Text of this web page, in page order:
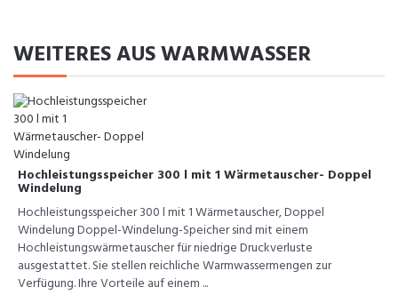
WEITERES AUS WARMWASSER
Hochleistungsspeicher 300 l mit 1 Wärmetauscher- Doppel
Windelung
Hochleistungsspeicher 300 l mit 1 Wärmetauscher, Doppel
Windelung Doppel-Windelung-Speicher sind mit einem
Hochleistungswärmetauscher für niedrige Druckverluste
ausgestattet. Sie stellen reichliche Warmwassermengen zur
Verfügung. Ihre Vorteile auf einem ...